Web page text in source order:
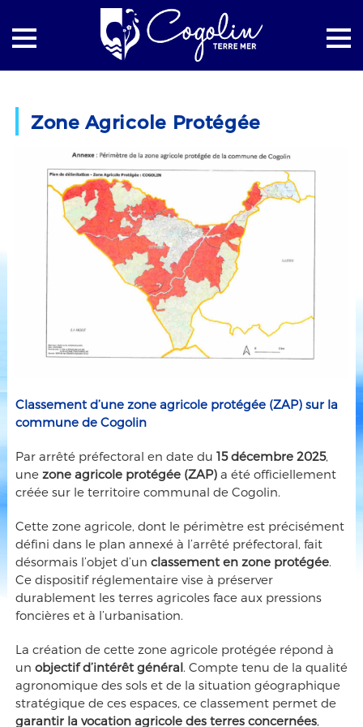
Zone Agricole Protégée
Classement d’une zone agricole protégée (ZAP) sur la
commune de Cogolin
Par arrêté préfectoral en date du 15 décembre 2025,
une zone agricole protégée (ZAP)a été officiellement
créée sur le territoire communal de Cogolin.
Cette zone agricole, dont le périmètre est précisément
défini dans le plan annexé à l’arrêté préfectoral, fait
désormais l’objet d’un classement en zone protégée.
Ce dispositif réglementaire vise à préserver
durablement les terres agricoles face aux pressions
foncières et à l’urbanisation.
La création de cette zone agricole protégée répond à
un objectif d’intérêt général. Compte tenu de la qualité
agronomique des sols et de la situation géographique
stratégique de ces espaces, ce classement permet de
garantir la vocation agricole des terres concernées,